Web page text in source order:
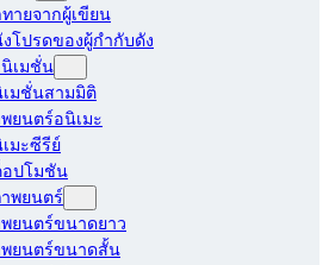
ายจากผู้เขียน
โปรดของผู้กำกับดัง
เมชั่น
มชั่นสามมิติ
ยนตร์อนิเมะ
มะซีรีย์
อปโมชัน
พยนตร์
ยนตร์ขนาดยาว
ยนตร์ขนาดสั้น